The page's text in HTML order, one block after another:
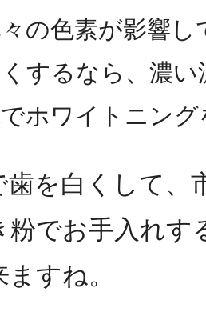
の色素が影響し
するなら、濃
ホワイトニン
歯を白くして、
粉でお手入れす
すね。